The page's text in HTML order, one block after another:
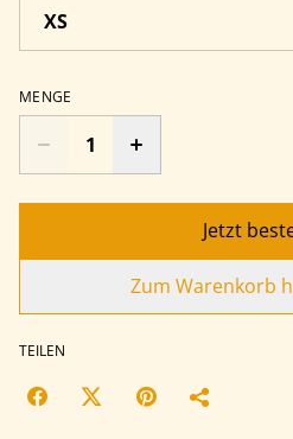
MENGE
Jetzt
Zum Warenkorb
TEILEN